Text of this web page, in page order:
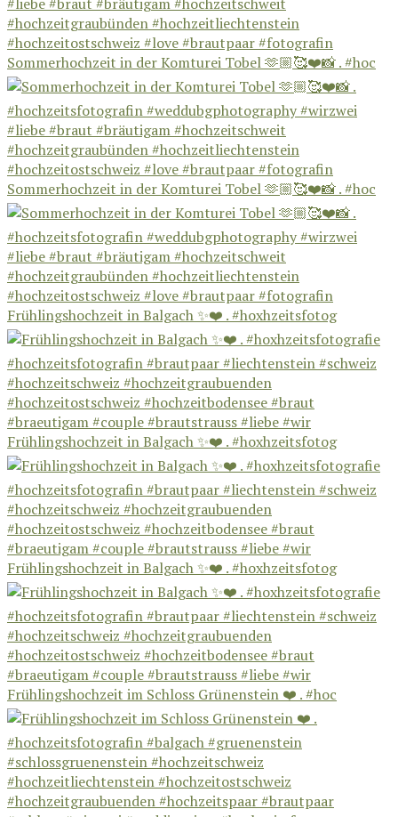
Sommerhochzeit in der Komturei Tobel 🫶🏼🥰❤️📸 . #hoc
Sommerhochzeit in der Komturei Tobel 🫶🏼🥰❤️📸 . #hoc
Frühlingshochzeit in Balgach ✨❤️ . #hoxhzeitsfotog
Frühlingshochzeit in Balgach ✨❤️ . #hoxhzeitsfotog
Frühlingshochzeit in Balgach ✨❤️ . #hoxhzeitsfotog
Frühlingshochzeit im Schloss Grünenstein ❤️ . #hoc